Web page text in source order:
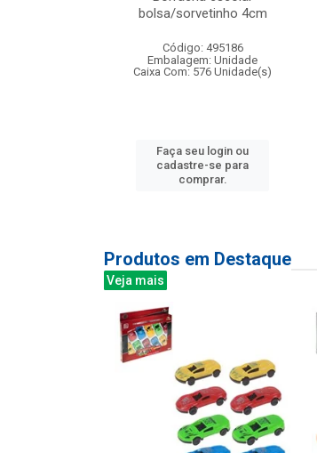
bolsa/sorvetinho 4cm
Código: 495186
Embalagem: Unidade
Caixa Com: 576 Unidade(s)
Faça seu login ou
cadastre-se para
comprar.
Produtos em Destaque
Veja mais